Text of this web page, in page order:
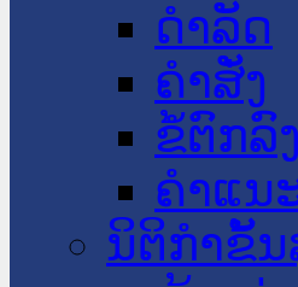
ດໍາລັດ
ຄໍາສັ່ງ
ຂໍ້ຕົກລົງ
ຄໍາແນ
ນິຕິກຳຂັ້ນ